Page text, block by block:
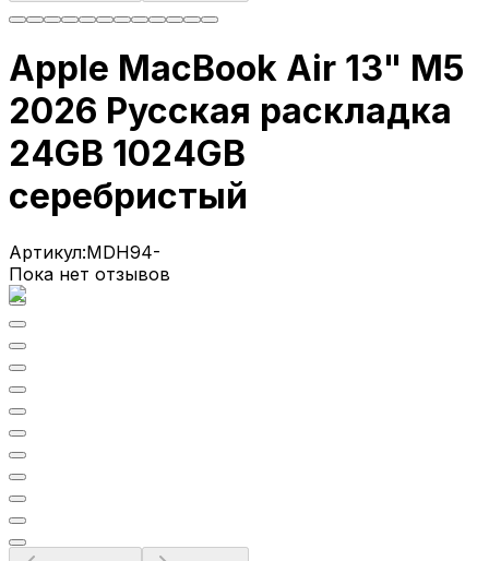
Apple MacBook Air 13" M5
2026 Русская раскладка
24GB 1024GB
серебристый
Артикул:MDH94-
Пока нет отзывов